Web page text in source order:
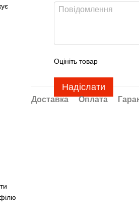
Оцініть товар
Надіслати
Доставка Оплата